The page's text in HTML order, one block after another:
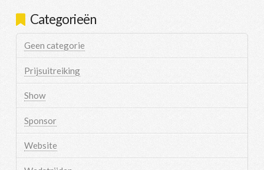
Categorieën
Geen categorie
Prijsuitreiking
Show
Sponsor
Website